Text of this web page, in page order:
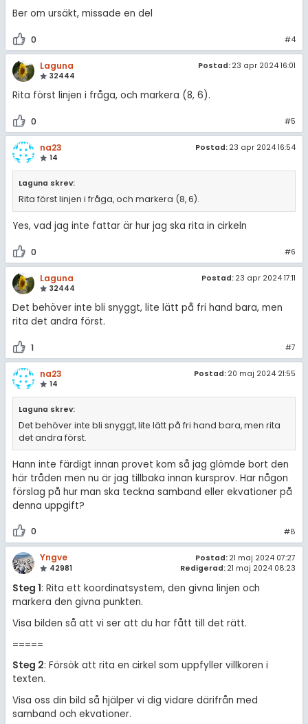
Ber om ursäkt, missade en del
0 #4
Laguna
32444
Postad: 23 apr 2024 16:01
Rita först linjen i fråga, och markera (8, 6).
0 #5
na23
14
Postad: 23 apr 2024 16:54
Laguna skrev:
Rita först linjen i fråga, och markera (8, 6).
Yes, vad jag inte fattar är hur jag ska rita in cirkeln
0 #6
Laguna
32444
Postad: 23 apr 2024 17:11
Det behöver inte bli snyggt, lite lätt på fri hand bara, men
rita det andra först.
1 #7
na23
14
Postad: 20 maj 2024 21:55
Laguna skrev:
Det behöver inte bli snyggt, lite lätt på fri hand bara, men rita
det andra först.
Hann inte färdigt innan provet kom så jag glömde bort den
här tråden men nu är jag tillbaka innan kursprov. Har någon
förslag på hur man ska teckna samband eller ekvationer på
denna uppgift?
0 #8
Yngve
42981
Postad: 21 maj 2024 07:27
Redigerad: 21 maj 2024 08:23
Steg 1: Rita ett koordinatsystem, den givna linjen och
markera den givna punkten.
Visa bilden så att vi ser att du har fått till det rätt.
=====
Steg 2: Försök att rita en cirkel som uppfyller villkoren i
texten.
Visa oss din bild så hjälper vi dig vidare därifrån med
samband och ekvationer.